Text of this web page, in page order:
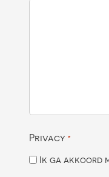
Privacy *
Ik ga akkoord